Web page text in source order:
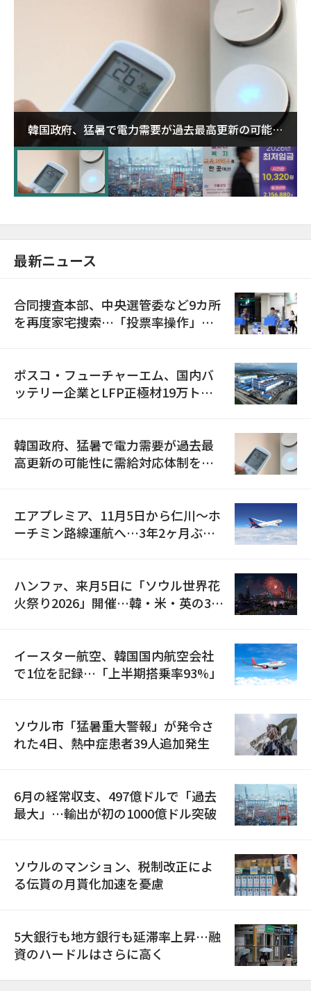
韓国政府、猛暑で電力需要が過去最高更新の可能性
に需給対応体制を点検
最新ニュース
合同捜査本部、中央選管委など9カ所
を再度家宅捜索…「投票率操作」の
ポスコ・フューチャーエム、国内バ
ッテリー企業とLFP正極材19万トン
韓国政府、猛暑で電力需要が過去最
高更新の可能性に需給対応体制を点
エアプレミア、11月5日から仁川〜ホ
ーチミン路線運航へ…3年2ヶ月ぶり
ハンファ、来月5日に「ソウル世界花
火祭り2026」開催…韓・米・英の3カ
イースター航空、韓国国内航空会社
で1位を記録…「上半期搭乗率93%」
ソウル市「猛暑重大警報」が発令さ
れた4日、熱中症患者39人追加発生
6月の経常収支、497億ドルで「過去
最大」…輸出が初の1000億ドル突破
ソウルのマンション、税制改正によ
る伝貰の月貰化加速を憂慮
5大銀行も地方銀行も延滞率上昇…融
資のハードルはさらに高く